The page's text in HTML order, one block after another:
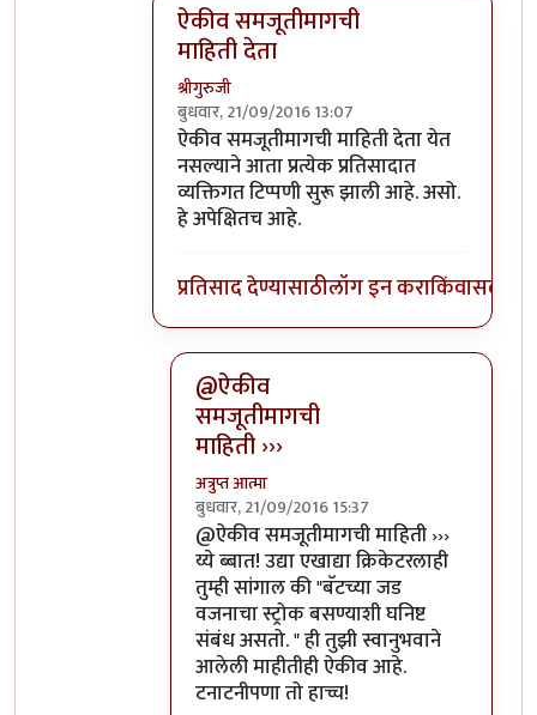
ऐकीव समजूतीमागची
माहिती देता
श्रीगुरुजी
बुधवार, 21/09/2016 13:07
In reply to@आत्मबंधवाल्यानी `कोहळा
ऐकीव समजूतीमागची माहिती देता येत
नसल्याने आता प्रत्येक प्रतिसादात
व्यक्तिगत टिप्पणी सुरू झाली आहे. असो.
हे अपेक्षितच आहे.
प्रतिसाद देण्यासाठीलॉग इन कराकिंवासदस्य
@ऐकीव
समजूतीमागची
माहिती ›››
अत्रुप्त आत्मा
बुधवार, 21/09/2016 15:37
In reply toऐकीव समजूतीमागची माहिती देता
@ऐकीव समजूतीमागची माहिती ›››
य्ये ब्बात! उद्या एखाद्या क्रिकेटरलाही
तुम्ही सांगाल की "बॅटच्या जड
वजनाचा स्ट्रोक बसण्याशी घनिष्ट
संबंध असतो. " ही तुझी स्वानुभवाने
आलेली माहीतीही ऐकीव आहे.
टनाटनीपणा तो हाच्च!